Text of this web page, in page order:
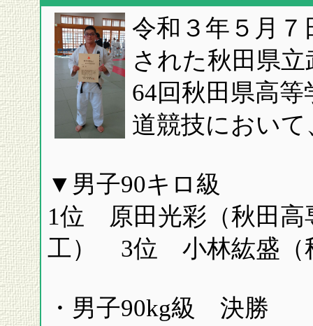
令和３年５月７
された秋田県
64回秋田県高
道競技におい
▼男子90キロ級
1位 原田光彩（秋田
工） 3位 小林紘盛（
・男子90kg級 決勝